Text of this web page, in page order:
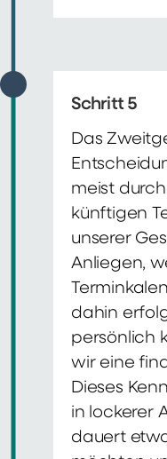
Schritt 5
Das
meist
künftigen
unserer
Anliegen,
dahin
persönlich
wir eine
Dieses
in lockerer
dauert